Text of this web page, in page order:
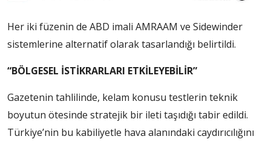
Her iki füzenin de ABD imali AMRAAM ve Sidewinder
sistemlerine alternatif olarak tasarlandığı belirtildi.
“BÖLGESEL İSTİKRARLARI ETKİLEYEBİLİR”
Gazetenin tahlilinde, kelam konusu testlerin teknik
boyutun ötesinde stratejik bir ileti taşıdığı tabir edildi.
Türkiye’nin bu kabiliyetle hava alanındaki caydırıcılığını